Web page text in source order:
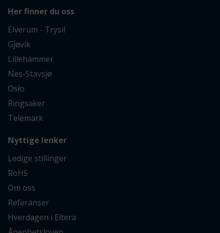
Her finner du oss
Elverum - Trysil
Gjøvik
Lillehammer
Nes-Stavsjø
Oslo
Ringsaker
Telemark
Nyttige lenker
Ledige stillinger
RoHS
Om oss
Referanser
Hverdagen i Eltera